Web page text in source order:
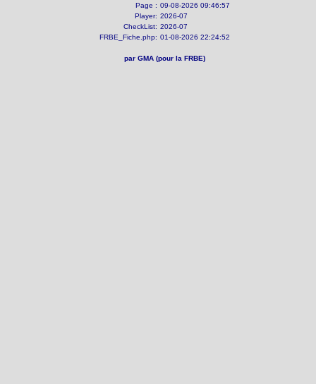
Page : 09-08-2026 09:46:57
Player: 2026-07
CheckList: 2026-07
FRBE_Fiche.php: 01-08-2026 22:24:52
par GMA (pour la FRBE)